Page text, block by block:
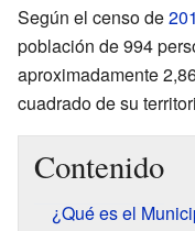
Según el censo de
población de 994
aproximadamente
cuadrado de su
Contenido
¿Qué es el